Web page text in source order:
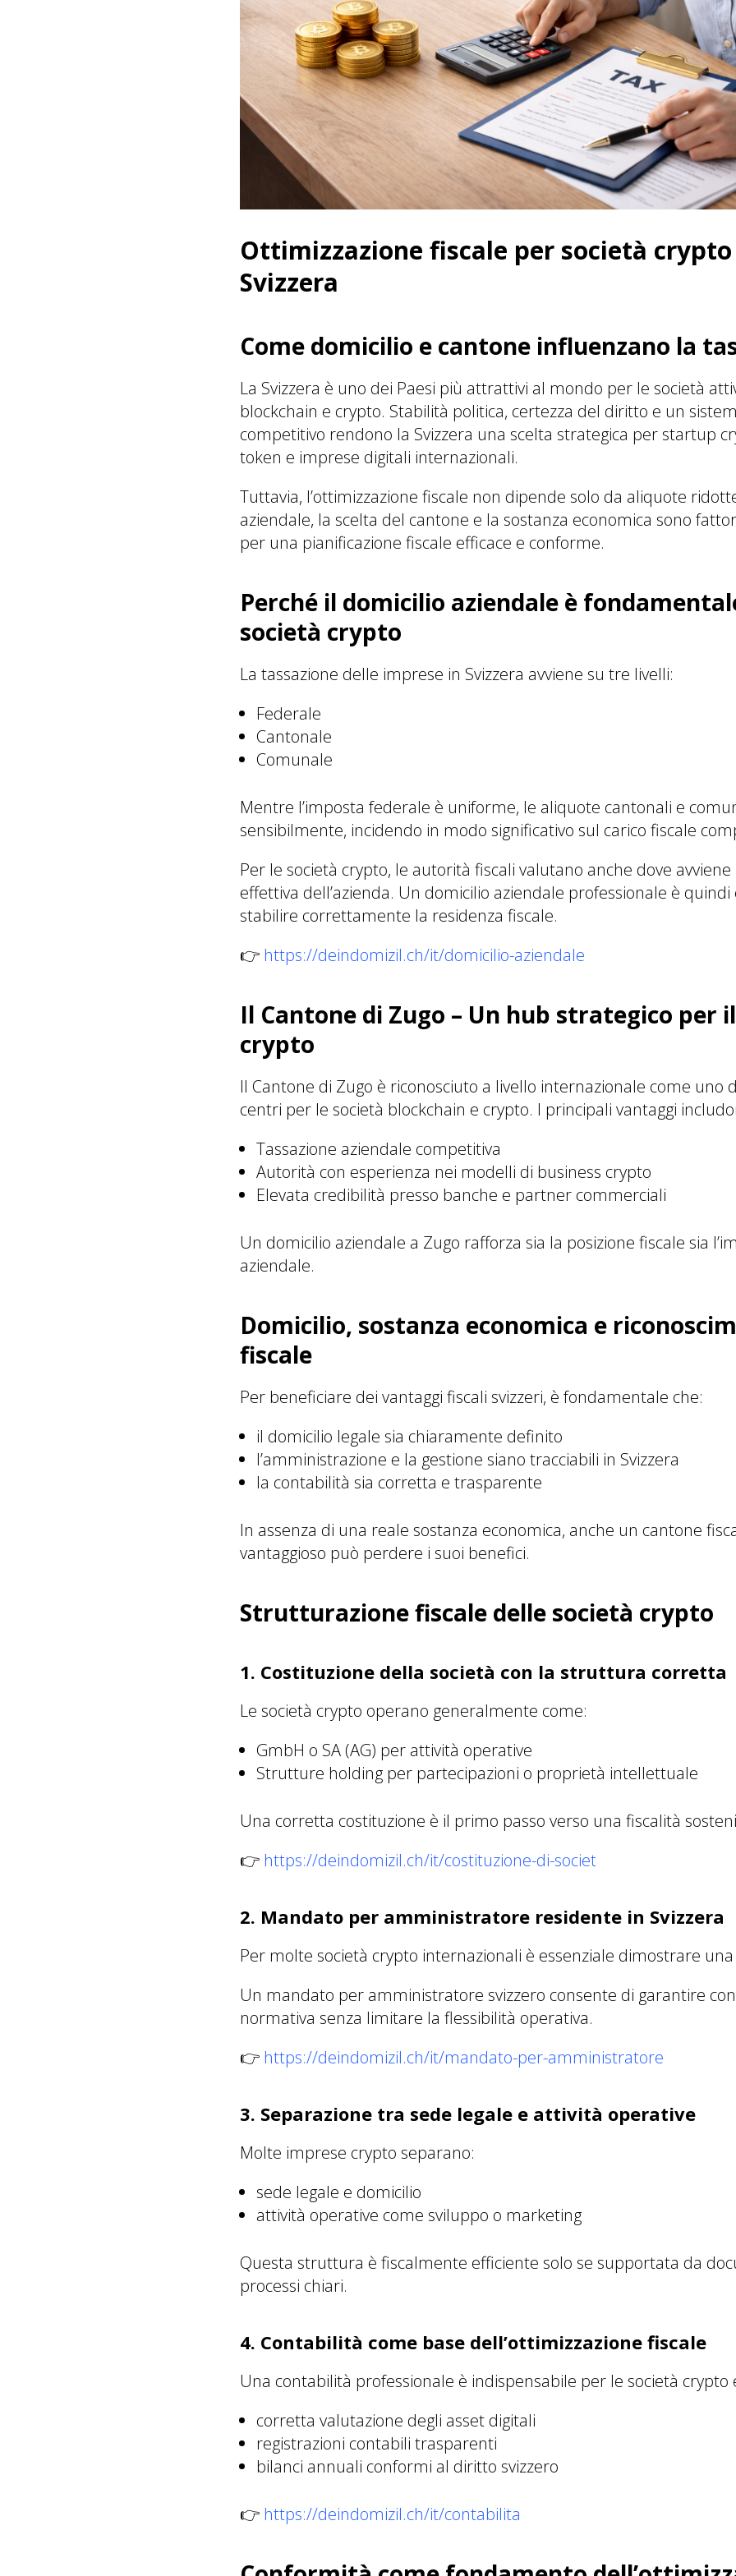
Ottimizzazione fiscale per società
Svizzera
Come domicilio e cantone influenzano la
La Svizzera è uno dei Paesi più attrattivi al mondo per le società
blockchain e crypto. Stabilità politica, certezza del diritto e un
competitivo rendono la Svizzera una scelta strategica per startup
token e imprese digitali internazionali.
Tuttavia, l’ottimizzazione fiscale non dipende solo da aliquote
aziendale, la scelta del cantone e la sostanza economica sono
per una pianificazione fiscale efficace e conforme.
Perché il domicilio aziendale è
società crypto
La tassazione delle imprese in Svizzera avviene su tre livelli:
Federale
Cantonale
Comunale
Mentre l’imposta federale è uniforme, le aliquote cantonali e
sensibilmente, incidendo in modo significativo sul carico fiscale
Per le società crypto, le autorità fiscali valutano anche dove avviene
effettiva dell’azienda. Un domicilio aziendale professionale è
stabilire correttamente la residenza fiscale.
👉 https://deindomizil.ch/it/domicilio-aziendale
Il Cantone di Zugo – Un hub strategico per
crypto
Il Cantone di Zugo è riconosciuto a livello internazionale come uno
centri per le società blockchain e crypto. I principali vantaggi
Tassazione aziendale competitiva
Autorità con esperienza nei modelli di business crypto
Elevata credibilità presso banche e partner commerciali
Un domicilio aziendale a Zugo rafforza sia la posizione fiscale sia
aziendale.
Domicilio, sostanza economica e
fiscale
Per beneficiare dei vantaggi fiscali svizzeri, è fondamentale che:
il domicilio legale sia chiaramente definito
l’amministrazione e la gestione siano tracciabili in Svizzera
la contabilità sia corretta e trasparente
In assenza di una reale sostanza economica, anche un cantone
vantaggioso può perdere i suoi benefici.
Strutturazione fiscale delle società crypto
1. Costituzione della società con la struttura corretta
Le società crypto operano generalmente come:
GmbH o SA (AG) per attività operative
Strutture holding per partecipazioni o proprietà intellettuale
Una corretta costituzione è il primo passo verso una fiscalità
👉 https://deindomizil.ch/it/costituzione-di-societ
2. Mandato per amministratore residente in Svizzera
Per molte società crypto internazionali è essenziale dimostrare
Un mandato per amministratore svizzero consente di garantire
normativa senza limitare la flessibilità operativa.
👉 https://deindomizil.ch/it/mandato-per-amministratore
3. Separazione tra sede legale e attività operative
Molte imprese crypto separano:
sede legale e domicilio
attività operative come sviluppo o marketing
Questa struttura è fiscalmente efficiente solo se supportata da
processi chiari.
4. Contabilità come base dell’ottimizzazione fiscale
Una contabilità professionale è indispensabile per le società crypto
corretta valutazione degli asset digitali
registrazioni contabili trasparenti
bilanci annuali conformi al diritto svizzero
👉 https://deindomizil.ch/it/contabilita